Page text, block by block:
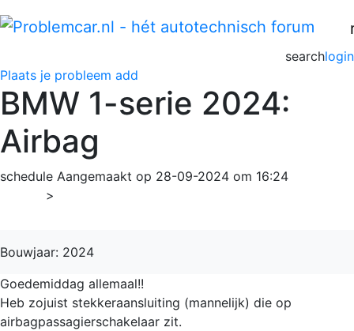
login
search
Plaats je probleem add
BMW 1-serie 2024:
Airbag
schedule Aangemaakt op 28-09-2024 om 16:24
>
Bouwjaar: 2024
Goedemiddag allemaal!!
Heb zojuist stekkeraansluiting (mannelijk) die op
airbagpassagierschakelaar zit.